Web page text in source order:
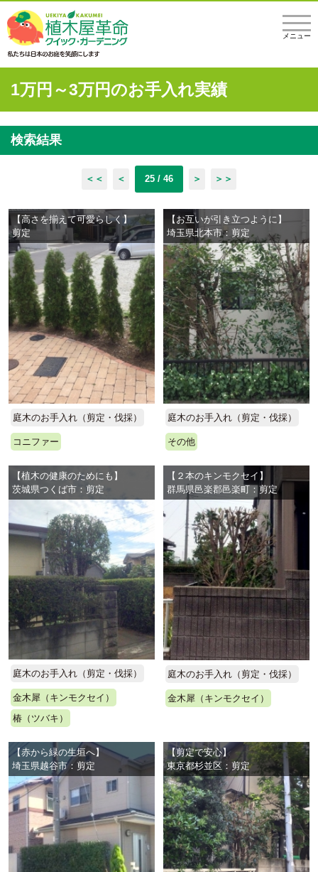
メニュー
1万円～3万円のお手入れ実績
検索結果
＜＜ ＜ 25 / 46 ＞ ＞＞
【高さを揃えて可愛らしく】
剪定
庭木のお手入れ（剪定・伐採）
コニファー
【お互いが引き立つように】
埼玉県北本市：剪定
庭木のお手入れ（剪定・伐採）
その他
【植木の健康のためにも】
茨城県つくば市：剪定
庭木のお手入れ（剪定・伐採）
金木犀（キンモクセイ）
椿（ツバキ）
【２本のキンモクセイ】
群馬県邑楽郡邑楽町：剪定
庭木のお手入れ（剪定・伐採）
金木犀（キンモクセイ）
【赤から緑の生垣へ】
埼玉県越谷市：剪定
【剪定で安心】
東京都杉並区：剪定